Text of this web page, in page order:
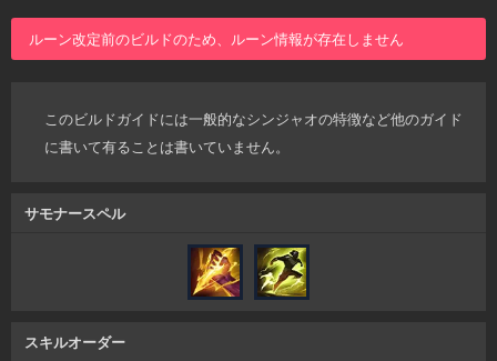
ルーン改定前のビルドのため、ルーン情報が存在しません
このビルドガイドには一般的なシンジャオの特徴など他のガイド
に書いて有ることは書いていません。
サモナースペル
スキルオーダー